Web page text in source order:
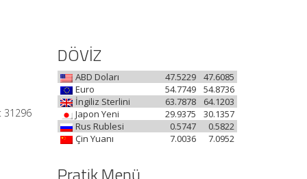
31296
DÖVİZ
ABD Doları 47.6085
47.5229
Euro
54.8736
54.7749
İngiliz Sterlini
64.1203
63.7878
Japon Yeni
30.1357
29.9375
Rus Rublesi
0.5822
0.5747
Çin Yuanı
7.0952
7.0036